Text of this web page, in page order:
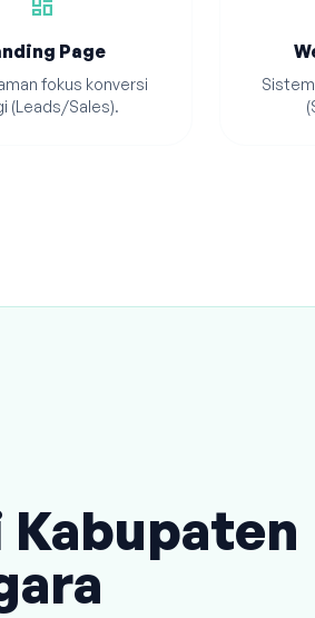
dashboard
Page
fokus konversi
(Leads/Sales).
Kabupaten